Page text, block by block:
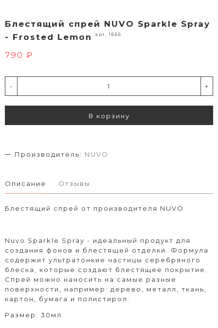
Блестящий спрей NUVO Sparkle Spray
- Frosted Lemon
арт. 1666
790 ₽
- +
В корзину
Производитель: NUVO
Описание Отзывы
Блестящий спрей от производителя NUVO
Nuvo Sparkle Spray - идеальный продукт для
создания фонов и блестящей отделки. Формула
содержит ультратонкие частицы серебряного
блеска, которые создают блестящее покрытие.
Спрей можно наносить на самые разные
поверхности, например: дерево, металл, ткань,
картон, бумага и полистирол.
Размер: 30мл.